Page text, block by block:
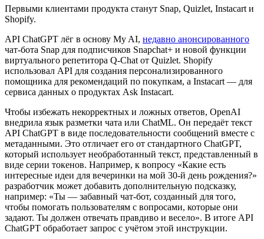
Первыми клиентами продукта станут Snap, Quizlet, Instacart и
Shopify.
API ChatGPT лёг в основу My AI, недавно анонсированного
чат-бота Snap для подписчиков Snapchat+ и новой функции
виртуального репетитора Q-Chat от Quizlet. Shopify
использовал API для создания персонализированного
помощника для рекомендаций по покупкам, а Instacart — для
сервиса данных о продуктах Ask Instacart.
Чтобы избежать некорректных и ложных ответов, OpenAI
внедрила язык разметки чата или ChatML. Он передаёт текст
API ChatGPT в виде последовательности сообщений вместе с
метаданными. Это отличает его от стандартного ChatGPT,
который использует необработанный текст, представленный в
виде серии токенов. Например, к вопросу «Какие есть
интересные идеи для вечеринки на мой 30-й день рождения?»
разработчик может добавить дополнительную подсказку,
например: «Ты — забавный чат-бот, созданный для того,
чтобы помогать пользователям с вопросами, которые они
задают. Ты должен отвечать правдиво и весело». В итоге API
ChatGPT обработает запрос с учётом этой инструкции.